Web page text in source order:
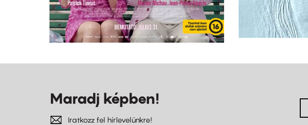
Maradj képben!
Iratkozz fel hírlevelünkre!